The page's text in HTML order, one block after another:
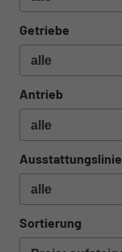
Getriebe
Antrieb
Ausstattungslinie
Sortierung